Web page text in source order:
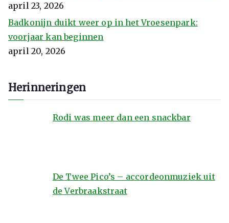
april 23, 2026
Badkonijn duikt weer op in het Vroesenpark:
voorjaar kan beginnen
april 20, 2026
Herinneringen
Rodi was meer dan een snackbar
De Twee Pico’s – accordeonmuziek uit
de Verbraakstraat